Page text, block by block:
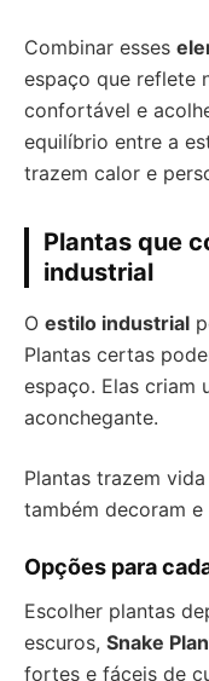
Combinar esses
espaço que reflete
confortável e
equilíbrio entre a
trazem calor e
Plantas que
industrial
O estilo industrial
Plantas certas
espaço. Elas criam
aconchegante.
Plantas trazem
também decoram
Opções para
Escolher plantas
escuros, Snake
fortes e fáceis de